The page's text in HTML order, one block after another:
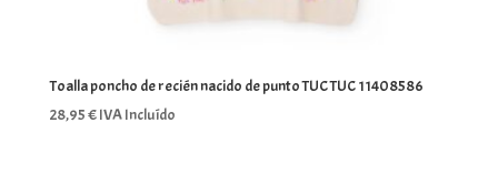
Toalla poncho de recién nacido de punto TUC TUC 11408586
28,95€IVA Incluído